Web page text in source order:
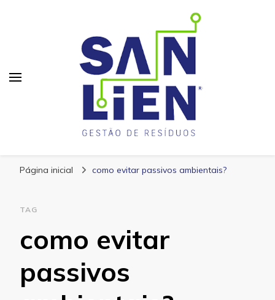
Página inicial como evitar passivos ambientais?
TAG
como evitar
passivos